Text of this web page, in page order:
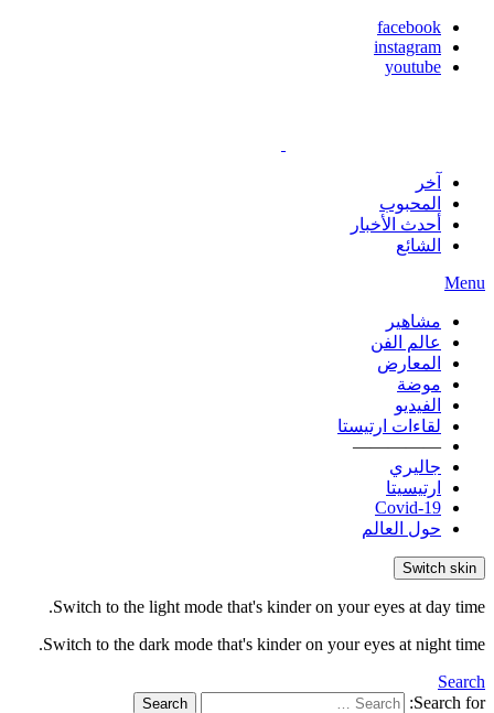
facebook
instagram
youtube
آخر
المحبوب
أحدث الأخبار
الشائع
Menu
مشاهير
عالم الفن
المعارض
موضة
الفيديو
لقاءات ارتيستا
—————
جاليري
ارتيسيتا
Covid-19
حول العالم
Switch skin
Switch to the light mode that's kinder on your eyes at day time.
Switch to the dark mode that's kinder on your eyes at night time.
Search
Search for:
Search